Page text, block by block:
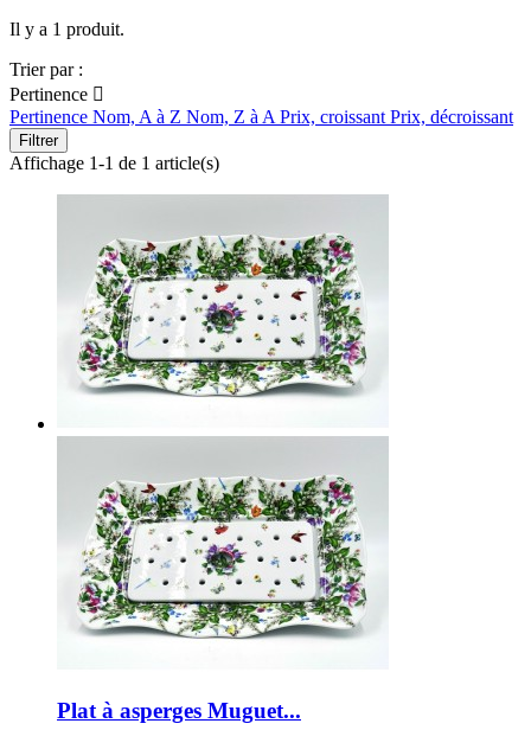
Il y a 1 produit.
Trier par :
Pertinence 
Pertinence Nom, A à Z Nom, Z à A Prix, croissant Prix, décroissant
Filtrer
Affichage 1-1 de 1 article(s)
Plat à asperges Muguet...